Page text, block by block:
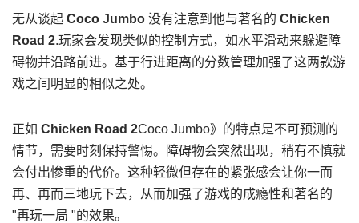
无从谈起 Coco Jumbo 没有注意到他与著名的 Chicken
Road 2.玩家会发现类似的控制方式，如水平滑动来躲避障
碍物并沿路前进。基于行进距离的分数管理加强了这两款游
戏之间明显的相似之处。
正如 Chicken Road 2Coco Jumbo》的特点是不可预测的
情节，需要时刻保持警惕。障碍物会突然出现，稍有不慎就
会付出惨重的代价。这种轻微但存在的紧张感会让你一而
再、再而三地玩下去，从而加强了游戏的成瘾性和著名的
"再玩一局 "的效果。